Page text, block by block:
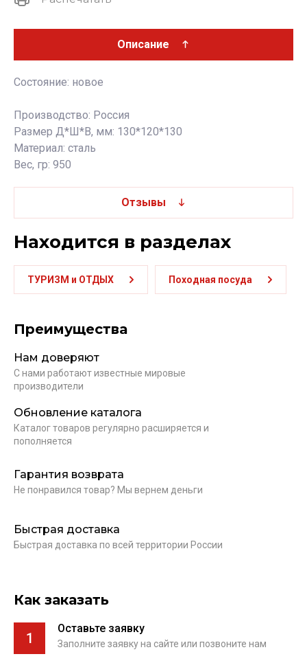
Описание
Состояние: новое
Производство: Россия
Размер Д*Ш*В, мм: 130*120*130
Материал: сталь
Вес, гр: 950
Отзывы
Находится в разделах
ТУРИЗМ и ОТДЫХ Походная посуда
Преимущества
Нам доверяют
С нами работают известные мировые
производители
Обновление каталога
Каталог товаров регулярно расширяется и
пополняется
Гарантия возврата
Не понравился товар? Мы вернем деньги
Быстрая доставка
Быстрая доставка по всей территории России
Как заказать
1
Оставьте заявку
Заполните заявку на сайте или позвоните нам